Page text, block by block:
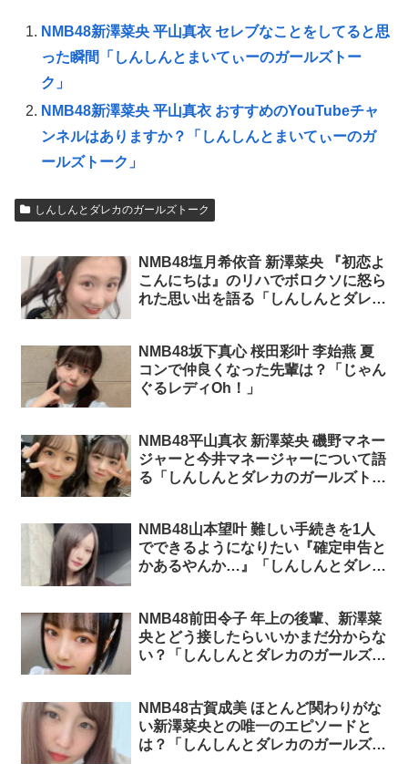
NMB48新澤菜央 平山真衣 セレブなことをしてると思
った瞬間「しんしんとまいてぃーのガールズトー
ク」
NMB48新澤菜央 平山真衣 おすすめのYouTubeチャ
ンネルはありますか？「しんしんとまいてぃーのガ
ールズトーク」
しんしんとダレカのガールズトーク
NMB48塩月希依音 新澤菜央 『初恋よ
こんにちは』のリハでボロクソに怒ら
れた思い出を語る「しんしんとダレカ
NMB48坂下真心 桜田彩叶 李始燕 夏
コンで仲良くなった先輩は？「じゃん
ぐるレディOh！」
NMB48平山真衣 新澤菜央 磯野マネー
ジャーと今井マネージャーについて語
る「しんしんとダレカのガールズトー
NMB48山本望叶 難しい手続きを1人
でできるようになりたい『確定申告と
かあるやんか…』「しんしんとダレカ
NMB48前田令子 年上の後輩、新澤菜
央とどう接したらいいかまだ分からな
い？「しんしんとダレカのガールズト
NMB48古賀成美 ほとんど関わりがな
い新澤菜央との唯一のエピソードと
は？「しんしんとダレカのガールズト